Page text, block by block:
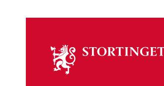
stortinget